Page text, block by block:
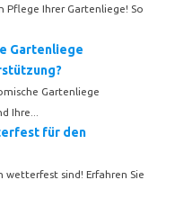
Pflege Ihrer Gartenliege! So
Gartenliege
Gartenliege
Ihre...
für den
wetterfest sind! Erfahren Sie